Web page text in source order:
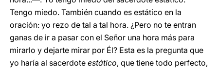
Tengo miedo. También cuando es estático en la
oración: yo rezo de tal a tal hora. ¿Pero no te entran
ganas de ir a pasar con el Señor una hora más para
mirarlo y dejarte mirar por Él? Esta es la pregunta que
yo haría al sacerdote estático, que tiene todo perfecto,